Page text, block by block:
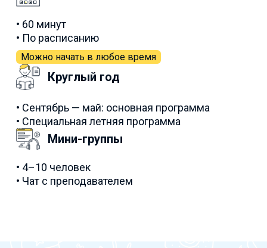
• 60 минут
• По расписанию
Можно начать в любое время
Круглый год
• Сентябрь — май: основная программа
• Специальная летняя программа
Мини-группы
• 4–10 человек
• Чат с преподавателем